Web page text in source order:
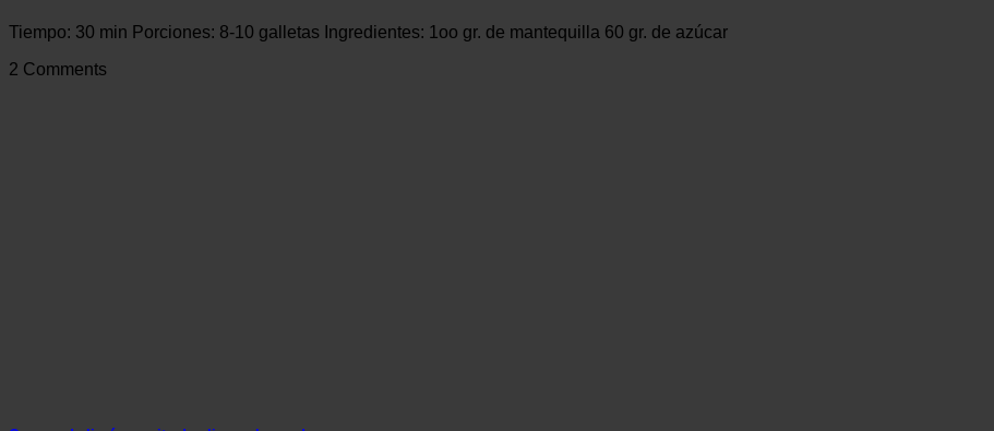
Tiempo: 30 min Porciones: 8-10 galletas Ingredientes: 1oo gr. de mantequilla 60 gr. de azúcar
2 Comments